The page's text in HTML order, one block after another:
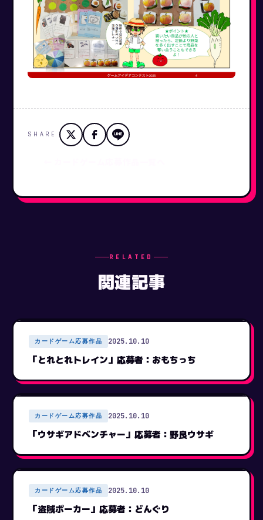
SHARE
RELATED
関連記事
カードゲーム応募作品 2025.10.10
「とれとれトレイン」応募者：おもちっち
カードゲーム応募作品 2025.10.10
「ウサギアドベンチャー」応募者：野良ウサギ
カードゲーム応募作品 2025.10.10
「盗賊ポーカー」応募者：どんぐり